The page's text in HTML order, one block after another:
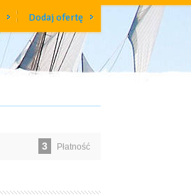
Dodaj ofertę
3 Płatność